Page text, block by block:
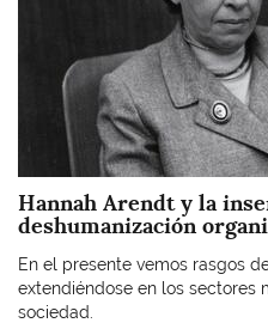
Hannah Arendt y la
deshumanización
En el presente vemos rasgos
extendiéndose en los sectores
sociedad.